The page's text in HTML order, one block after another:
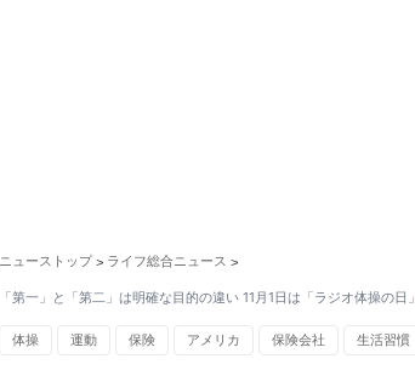
ニューストップ > ライフ総合ニュース >
「第一」と「第二」は明確な目的の違い 11月1日は「ラジオ体操の日」
体操 運動 保険 アメリカ 保険会社 生活習慣